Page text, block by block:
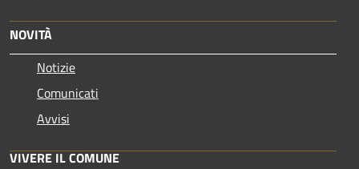
NOVITÀ
Notizie
Comunicati
Avvisi
VIVERE IL COMUNE